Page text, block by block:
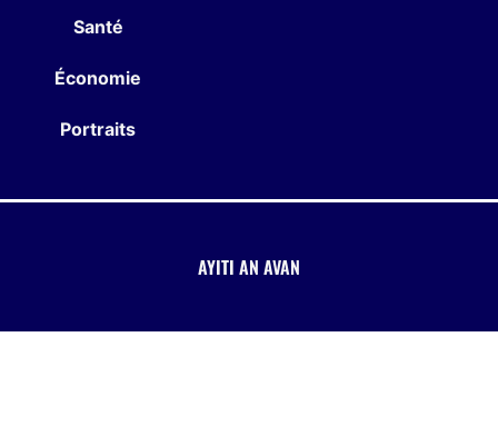
Santé
Économie
Portraits
AYITI AN AVAN